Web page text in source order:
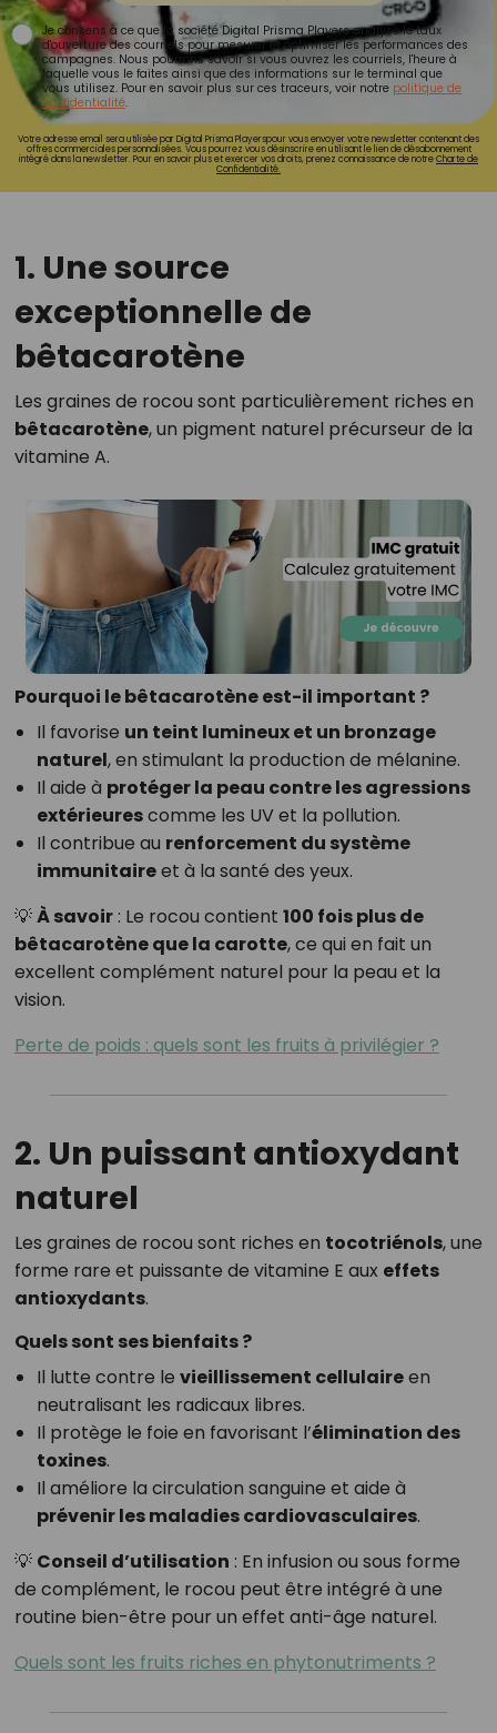
Je consens à ce que la société Digital Prisma Players analyse le taux
d'ouverture des courriels pour mesurer et optimiser les performances des
campagnes. Nous pourrons savoir si vous ouvrez les courriels, l'heure à
laquelle vous le faites ainsi que des informations sur le terminal que
vous utilisez. Pour en savoir plus sur ces traceurs, voir notre politique de
confidentialité.
Votre adresse email sera utilisée par Digital Prisma Playerspour vous envoyer votre newsletter contenant des
offres commerciales personnalisées. Vous pourrez vous désinscrire en utilisant le lien de désabonnement
intégré dans la newsletter. Pour en savoir plus et exercer vos droits, prenez connaissance de notreCharte de
Confidentialité.
1. Une source
exceptionnelle de
bêtacarotène
Les graines de rocou sont particulièrement riches en
bêtacarotène, un pigment naturel précurseur de la
vitamine A.
Pourquoi le bêtacarotène est-il important ?
Il favorise un teint lumineux et un bronzage
naturel, en stimulant la production de mélanine.
Il aide à protéger la peau contre les agressions
extérieurescomme les UV et la pollution.
Il contribue au renforcement du système
immunitaireet à la santé des yeux.
💡À savoir: Le rocou contient 100 fois plus de
bêtacarotène que la carotte, ce qui en fait un
excellent complément naturel pour la peau et la
vision.
Perte de poids : quels sont les fruits à privilégier ?
2. Un puissant antioxydant
naturel
Les graines de rocou sont riches en tocotriénols, une
forme rare et puissante de vitamine E aux effets
antioxydants.
Quels sont ses bienfaits ?
Il lutte contre le vieillissement cellulaireen
neutralisant les radicaux libres.
Il protège le foie en favorisant l’élimination des
toxines.
Il améliore la circulation sanguine et aide à
prévenir les maladies cardiovasculaires.
💡 Conseil d’utilisation : En infusion ou sous forme
de complément, le rocou peut être intégré à une
routine bien-être pour un effet anti-âge naturel.
Quels sont les fruits riches en phytonutriments ?